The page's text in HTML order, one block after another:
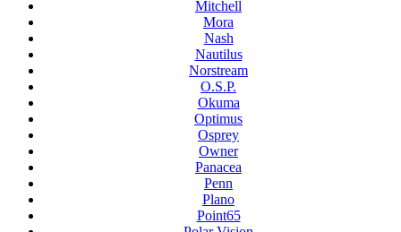
Mitchell
Mora
Nash
Nautilus
Norstream
O.S.P.
Okuma
Optimus
Osprey
Owner
Panacea
Penn
Plano
Point65